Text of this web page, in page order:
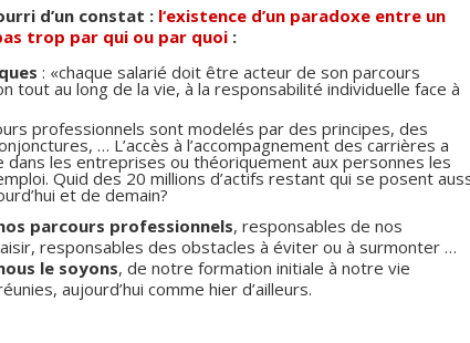
d’un constat : l‘existence d’un paradoxe entre un
trop par qui ou par quoi :
: «chaque salarié doit être acteur de son parcours
tout au long de la vie, à la responsabilité individuelle face à
professionnels sont modelés par des principes, des
… L’accès à l’accompagnement des carrières a
les entreprises ou théoriquement aux personnes les
Quid des 20 millions d’actifs restant qui se posent
et de demain?
parcours professionnels, responsables de nos
responsables des obstacles à éviter ou à surmonter …
le soyons, de notre formation initiale à notre vie
aujourd’hui comme hier d’ailleurs.